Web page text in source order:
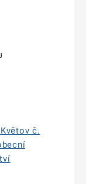
č.